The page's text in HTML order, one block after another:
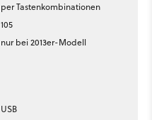
per Tastenkombinationen
105
nur bei 2013er-Modell
USB